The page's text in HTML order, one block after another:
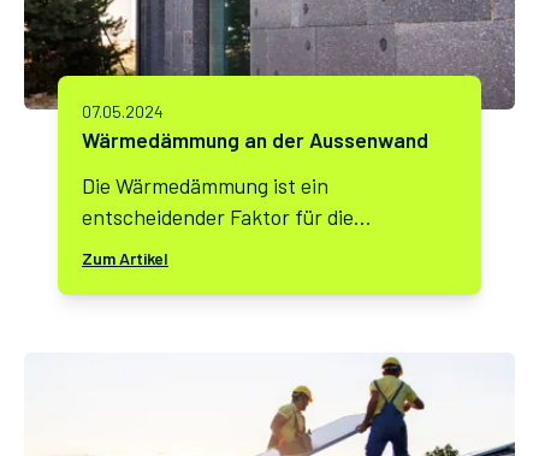
07.05.2024
Wärmedämmung an der Aussenwand
Die Wärmedämmung ist ein
entscheidender Faktor für die
Energieeffizienz und den Wohnkomfort
Zum Artikel